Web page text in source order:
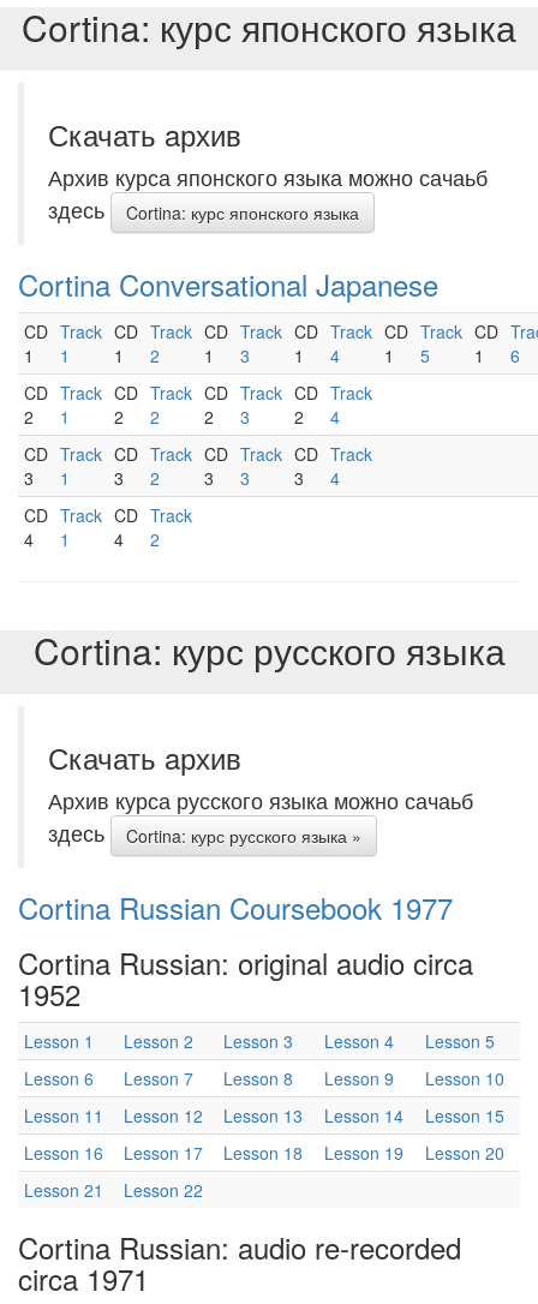
Cortina: курс японского языка
Скачать aрхив
Архив курса японского языка можно сачаьб
здесь
Cortina: курс японского языка
Cortina Conversational Japanese
CD
1
Track
1
CD
1
Track
2
CD
1
Track
3
CD
1
Track
4
CD
1
Track
5
CD
1
6
CD
2
Track
1
CD
2
Track
2
CD
2
Track
3
CD
2
Track
4
CD
3
Track
1
CD
3
Track
2
CD
3
Track
3
CD
3
Track
4
CD
4
Track
1
CD
4
Track
2
Cortina: курс русского языка
Скачать aрхив
Архив курса русского языка можно сачаьб
здесь
Cortina: курс русского языка »
Cortina Russian Coursebook 1977
Cortina Russian: original audio circa
1952
Lesson 1 Lesson 2 Lesson 3 Lesson 4
Lesson 5
Lesson 6
Lesson 7 Lesson 8 Lesson 9
Lesson 10
Lesson 11
Lesson 12 Lesson 13 Lesson 14
Lesson 15
Lesson 16
Lesson 17 Lesson 18 Lesson 19
Lesson 20
Lesson 21
Lesson 22
Cortina Russian: audio re-recorded
circa 1971